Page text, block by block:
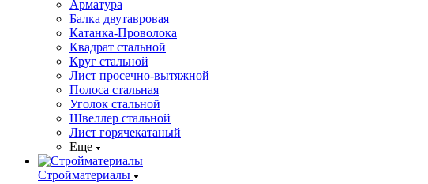
Арматура
Балка двутавровая
Катанка-Проволока
Квадрат стальной
Круг стальной
Лист просечно-вытяжной
Полоса стальная
Уголок стальной
Швеллер стальной
Лист горячекатаный
Еще
Стройматериалы